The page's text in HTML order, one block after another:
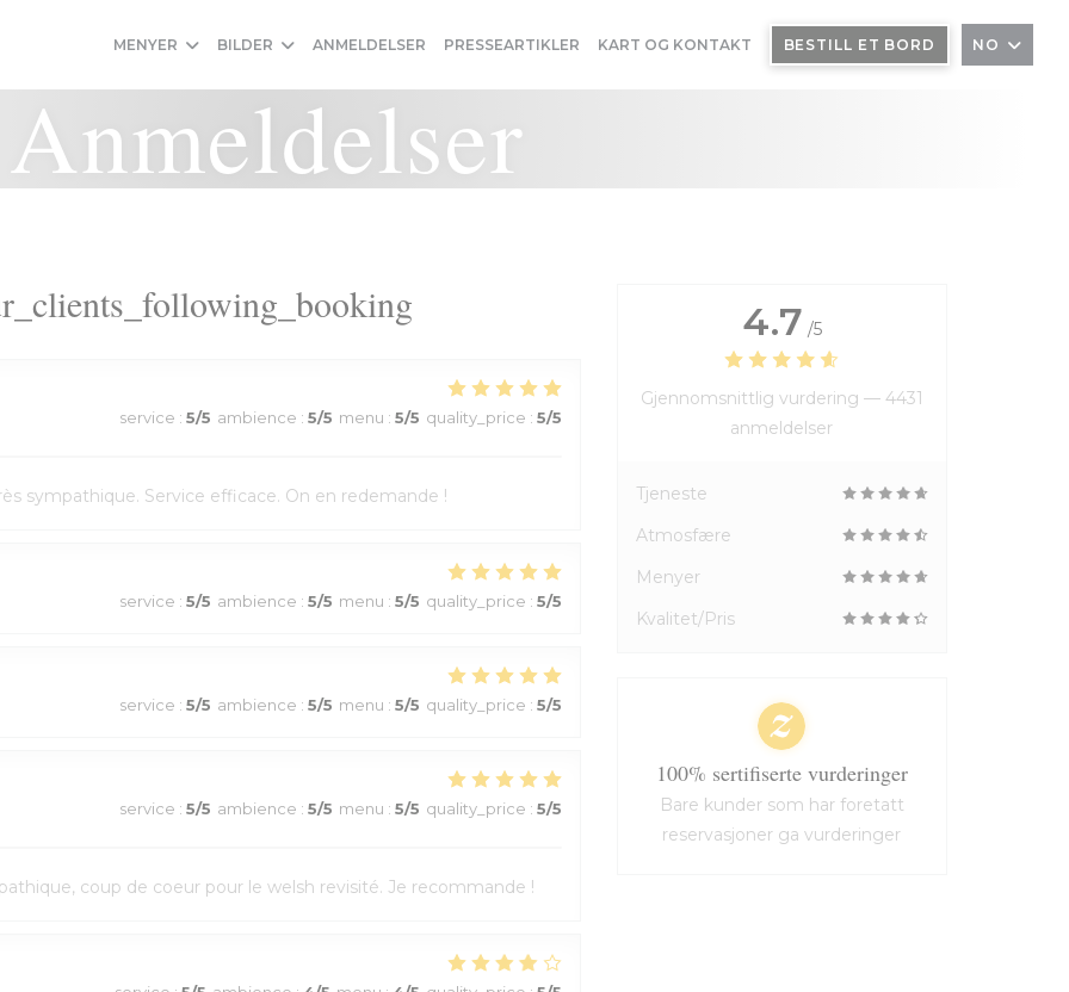
MENYER BILDER ANMELDELSER PRESSEARTIKLER KART OG KONTAKT BESTILL ET BORD NO
Anmeldelser
service : 5/5 ambience : 5/5 menu : 5/5 quality_price : 5/5
sympathique. Service efficace. On en redemande !
service : 5/5 ambience : 5/5 menu : 5/5 quality_price : 5/5
service : 5/5 ambience : 5/5 menu : 5/5 quality_price : 5/5
service : 5/5 ambience : 5/5 menu : 5/5 quality_price : 5/5
coup de coeur pour le welsh revisité. Je recommande !
4.7 /5
Gjennomsnittlig vurdering — 4431
anmeldelser
Tjeneste
Atmosfære
Menyer
Kvalitet/Pris
100% sertifiserte vurderinger
Bare kunder som har foretatt
reservasjoner ga vurderinger